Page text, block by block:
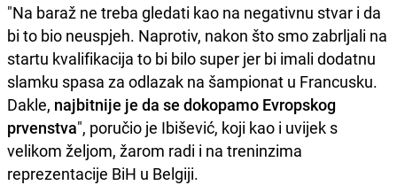
"Na baraž ne treba gledati kao na negativnu stvar i da
bi to bio neuspjeh. Naprotiv, nakon što smo zabrljali na
startu kvalifikacija to bi bilo super jer bi imali dodatnu
slamku spasa za odlazak na šampionat u Francusku.
Dakle, najbitnije je da se dokopamo Evropskog
prvenstva", poručio je Ibišević, koji kao i uvijek s
velikom željom, žarom radi i na treninzima
reprezentacije BiH u Belgiji.